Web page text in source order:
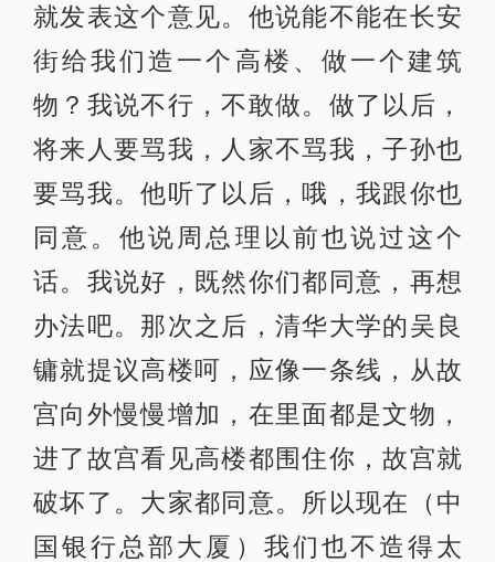
就发表这个意见。他说能不能在长安
街给我们造一个高楼、做一个建筑
物？我说不行，不敢做。做了以后，
将来人要骂我，人家不骂我，子孙也
要骂我。他听了以后，哦，我跟你也
同意。他说周总理以前也说过这个
话。我说好，既然你们都同意，再想
办法吧。那次之后，清华大学的吴良
镛就提议高楼呵，应像一条线，从故
宫向外慢慢增加，在里面都是文物，
进了故宫看见高楼都围住你，故宫就
破坏了。大家都同意。所以现在（中
国银行总部大厦）我们也不造得太